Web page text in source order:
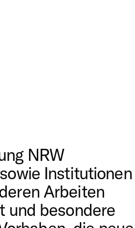
NRW
Institutionen
Arbeiten
und besondere